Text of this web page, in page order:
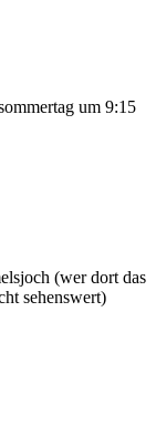
um 9:15
(wer dort das
sehenswert)